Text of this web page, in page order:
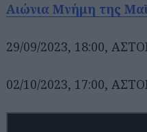
Αιώνια Μνήμη της
29/09/2023, 18:00,
02/10/2023, 17:00,